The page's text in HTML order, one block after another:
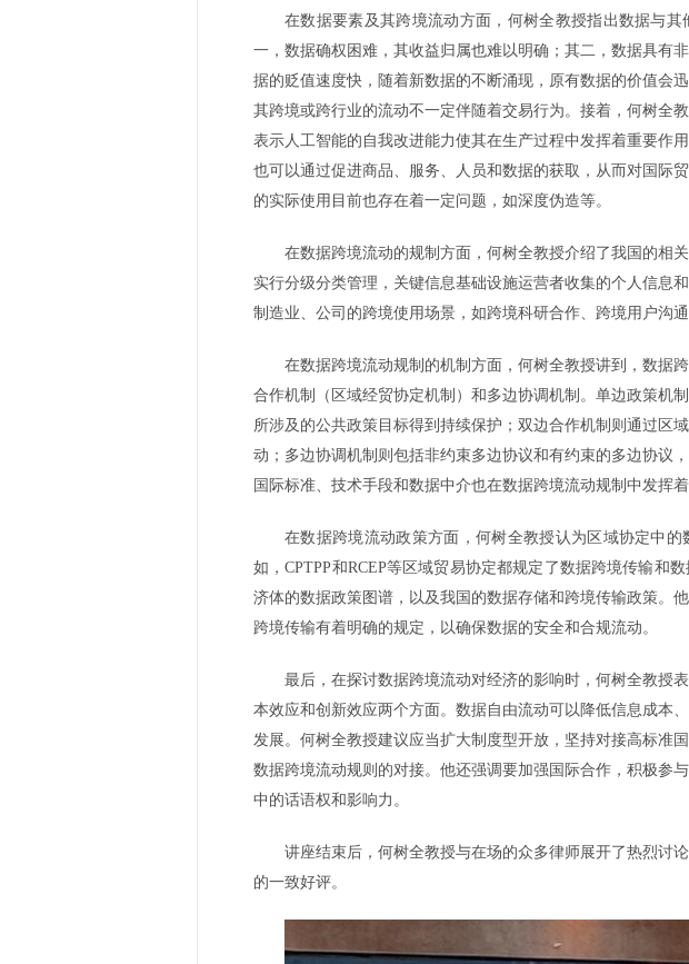
在数据要素及其跨境流动方面，何树全教授指出数据与
一，数据确权困难，其收益归属也难以明确；其二，数据具有
据的贬值速度快，随着新数据的不断涌现，原有数据的价值会
其跨境或跨行业的流动不一定伴随着交易行为。接着，何树全
表示人工智能的自我改进能力使其在生产过程中发挥着重要作
也可以通过促进商品、服务、人员和数据的获取，从而对国际
的实际使用目前也存在着一定问题，如深度伪造等。
在数据跨境流动的规制方面，何树全教授介绍了我国的相
实行分级分类管理，关键信息基础设施运营者收集的个人信息
制造业、公司的跨境使用场景，如跨境科研合作、跨境用户沟通
在数据跨境流动规制的机制方面，何树全教授讲到，数据
合作机制（区域经贸协定机制）和多边协调机制。单边政策机
所涉及的公共政策目标得到持续保护；双边合作机制则通过区
动；多边协调机制则包括非约束多边协议和有约束的多边协议
国际标准、技术手段和数据中介也在数据跨境流动规制中发挥着
在数据跨境流动政策方面，何树全教授认为区域协定中
如，CPTPP和RCEP等区域贸易协定都规定了数据跨境传输和
济体的数据政策图谱，以及我国的数据存储和跨境传输政策。
跨境传输有着明确的规定，以确保数据的安全和合规流动。
最后，在探讨数据跨境流动对经济的影响时，何树全教授
本效应和创新效应两个方面。数据自由流动可以降低信息成本
发展。何树全教授建议应当扩大制度型开放，坚持对接高标准
数据跨境流动规则的对接。他还强调要加强国际合作，积极参
中的话语权和影响力。
讲座结束后，何树全教授与在场的众多律师展开了热烈讨
的一致好评。